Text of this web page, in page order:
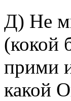
Д) Не
(кокой
прими
какой